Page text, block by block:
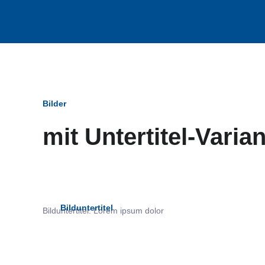
Bilder
mit Untertitel-
Bilduntertitel: Lorem ipsum dolor
Bilduntertitel